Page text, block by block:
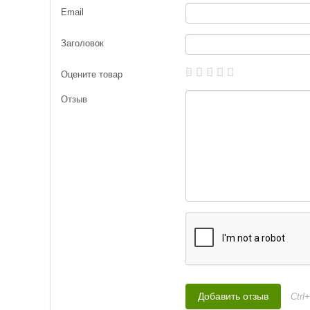
Email
Заголовок
Оцените товар
Отзыв